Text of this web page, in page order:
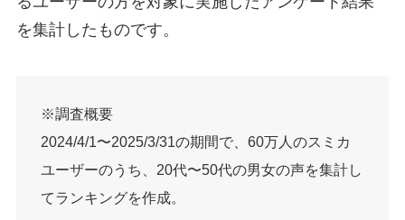
を集計したものです。
※調査概要
2024/4/1〜2025/3/31の期間で、60万人のスミカ
ユーザーのうち、20代〜50代の男女の声を集計し
てランキングを作成。